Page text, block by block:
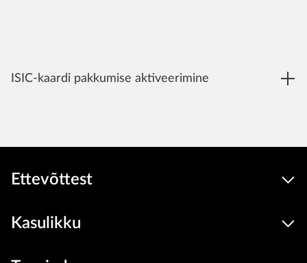
ISIC-kaardi pakkumise aktiveerimine
Ettevõttest
Kasulikku